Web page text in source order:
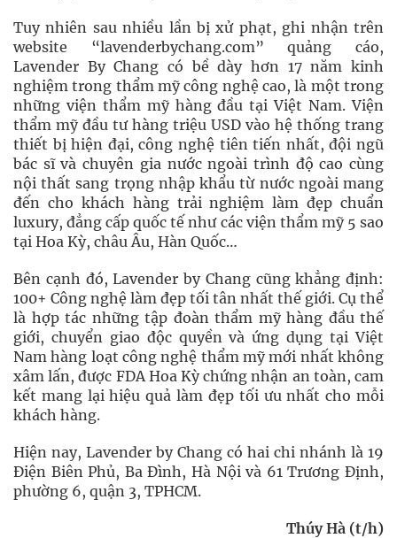
Tuy nhiên sau nhiều lần bị xử phạt, ghi nhận trên
website “lavenderbychang.com” quảng cáo,
Lavender By Chang có bề dày hơn 17 năm kinh
nghiệm trong thẩm mỹ công nghệ cao, là một trong
những viện thẩm mỹ hàng đầu tại Việt Nam. Viện
thẩm mỹ đầu tư hàng triệu USD vào hệ thống trang
thiết bị hiện đại, công nghệ tiên tiến nhất, đội ngũ
bác sĩ và chuyên gia nước ngoài trình độ cao cùng
nội thất sang trọng nhập khẩu từ nước ngoài mang
đến cho khách hàng trải nghiệm làm đẹp chuẩn
luxury, đẳng cấp quốc tế như các viện thẩm mỹ 5 sao
tại Hoa Kỳ, châu Âu, Hàn Quốc…
Bên cạnh đó, Lavender by Chang cũng khẳng định:
100+ Công nghệ làm đẹp tối tân nhất thế giới. Cụ thể
là hợp tác những tập đoàn thẩm mỹ hàng đầu thế
giới, chuyển giao độc quyền và ứng dụng tại Việt
Nam hàng loạt công nghệ thẩm mỹ mới nhất không
xâm lấn, được FDA Hoa Kỳ chứng nhận an toàn, cam
kết mang lại hiệu quả làm đẹp tối ưu nhất cho mỗi
khách hàng.
Hiện nay, Lavender by Chang có hai chi nhánh là 19
Điện Biên Phủ, Ba Đình, Hà Nội và 61 Trương Định,
phường 6, quận 3, TPHCM.
Thúy Hà (t/h)